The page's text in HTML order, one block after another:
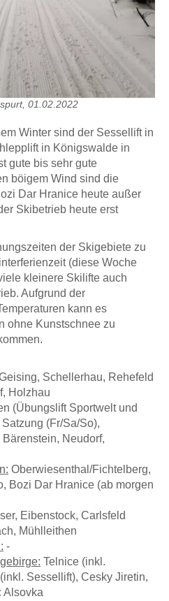
01.02.2022
Winter sind der Sessellift in
in Königswalde in
gute bis sehr gute
böigem Wind sind die
Dar Hranice heute außer
Skibetrieb heute erst
der Skigebiete zu
(diese Woche
kleinere Skilifte auch
Aufgrund der
kann es
ohne Kunstschnee zu
Schellerhau, Rehefeld
Holzhau
(Übungslift Sportwelt und
(Fr/Sa/So),
Neudorf,
Oberwiesenthal/Fichtelberg,
Bozi Dar Hranice (ab morgen
Eibenstock, Carlsfeld
Mühlleithen
-
Telnice (inkl.
Sessellift), Cesky Jiretin,
Alsovka